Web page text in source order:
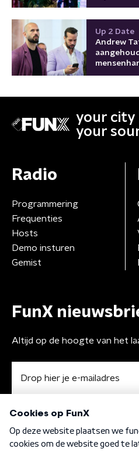
Up 2 Date
Andrew
your city
your
Radio
Programmering
Frequenties
Hosts
Demo insturen
Gemist
FunX
Altijd op de hoogte van het